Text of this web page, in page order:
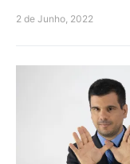
2 de Junho, 2022